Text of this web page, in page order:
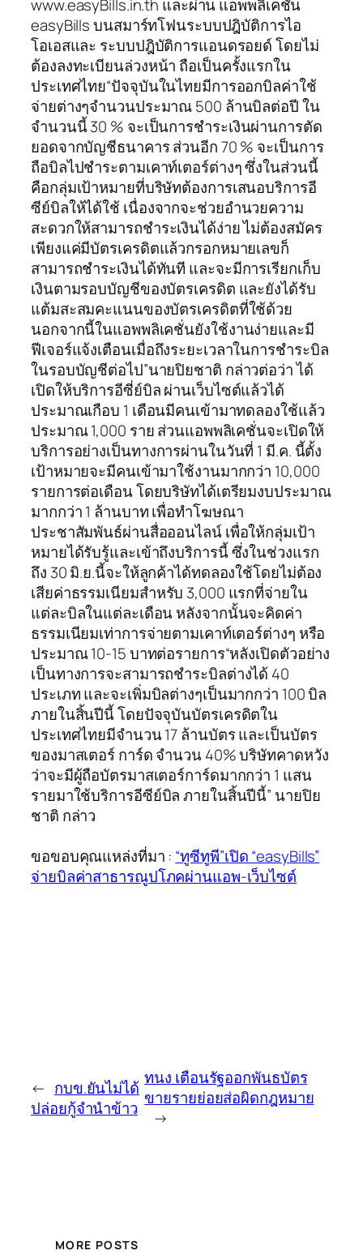
www.easyBills.in.th และผ่าน แอพพลิเคชั่น
easyBills บนสมาร์ทโฟนระบบปฎิบัติการไอ
โอเอสและ ระบบปฎิบัติการแอนดรอยด์ โดยไม่
ต้องลงทะเบียนล่วงหน้า ถือเป็นครั้งแรกใน
ประเทศไทย“ปัจจุบันในไทยมีการออกบิลค่าใช้
จ่ายต่างๆจำนวนประมาณ 500 ล้านบิลต่อปี ใน
จำนวนนี้ 30 % จะเป็นการชำระเงินผ่านการตัด
ยอดจากบัญชีธนาคาร ส่วนอีก 70 % จะเป็นการ
ถือบิลไปชำระตามเคาท์เตอร์ต่างๆ ซึ่งในส่วนนี้
คือกลุ่มเป้าหมายที่บริษัทต้องการเสนอบริการอี
ซีย์บิลให้ได้ใช้ เนื่องจากจะช่วยอำนวยความ
สะดวกให้สามารถชำระเงินได้ง่าย ไม่ต้องสมัคร
เพียงแค่มีบัตรเครดิตแล้วกรอกหมายเลขก็
สามารถชำระเงินได้ทันที และจะมีการเรียกเก็บ
เงินตามรอบบัญชีของบัตรเครดิต และยังได้รับ
แต้มสะสมคะแนนของบัตรเครดิตที่ใช้ด้วย
นอกจากนี้ในแอพพลิเคชั่นยังใช้งานง่ายและมี
ฟีเจอร์แจ้งเตือนเมื่อถึงระยะเวลาในการชำระบิล
ในรอบบัญชีต่อไป”นายปิยชาติ กล่าวต่อว่า ได้
เปิดให้บริการอีซี่ย์บิล ผ่านเว็บไซต์แล้วได้
ประมาณเกือบ 1 เดือนมีคนเข้ามาทดลองใช้แล้ว
ประมาณ 1,000 ราย ส่วนแอพพลิเคชั่นจะเปิดให้
บริการอย่างเป็นทางการผ่านในวันที่ 1 มี.ค. นี้ตั้ง
เป้าหมายจะมีคนเข้ามาใช้งานมากกว่า 10,000
รายการต่อเดือน โดยบริษัทได้เตรียมงบประมาณ
มากกว่า 1 ล้านบาท เพื่อทำโฆษณา
ประชาสัมพันธ์ผ่านสื่อออนไลน์ เพื่อให้กลุ่มเป้า
หมายได้รับรู้และเข้าถึงบริการนี้ ซึ่งในช่วงแรก
ถึง 30 มิ.ย.นี้จะให้ลูกค้าได้ทดลองใช้โดยไม่ต้อง
เสียค่าธรรมเนียมสำหรับ 3,000 แรกที่จ่ายใน
แต่ละบิลในแต่ละเดือน หลังจากนั้นจะคิดค่า
ธรรมเนียมเท่าการจ่ายตามเคาท์เตอร์ต่างๆ หรือ
ประมาณ 10-15 บาทต่อรายการ“หลังเปิดตัวอย่าง
เป็นทางการจะสามารถชำระบิลต่างได้ 40
ประเภท และจะเพิ่มบิลต่างๆเป็นมากกว่า 100 บิล
ภายในสิ้นปีนี้ โดยปัจจุบันบัตรเครดิตใน
ประเทศไทยมีจำนวน 17 ล้านบัตร และเป็นบัตร
ของมาสเตอร์ การ์ด จำนวน 40% บริษัทคาดหวัง
ว่าจะมีผู้ถือบัตรมาสเตอร์การ์ดมากกว่า 1 แสน
รายมาใช้บริการอีซีย์บิล ภายในสิ้นปีนี้” นายปิย
ชาติ กล่าว
ขอขอบคุณแหล่งที่มา : “ทูซีทูพี”เปิด “easyBills”
จ่ายบิลค่าสาธารณูปโภคผ่านแอพ-เว็บไซต์
← กบข.ยันไม่ได้
ปล่อยกู้จำนำข้าว
ทนง เตือนรัฐออกพันธบัตร
ขายรายย่อยส่อผิดกฎหมาย
→
MORE POSTS